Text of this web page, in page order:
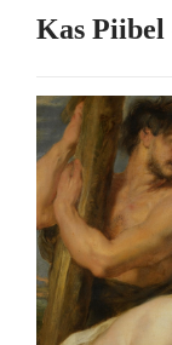
Kas Piibel